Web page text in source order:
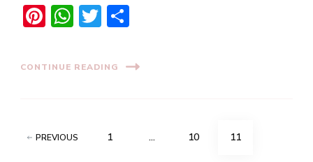
Pinterest
WhatsApp
Twitter
CONTINUE READING
Posts
PREVIOUS PAGE
1 … PAGE
10 PAGE
11